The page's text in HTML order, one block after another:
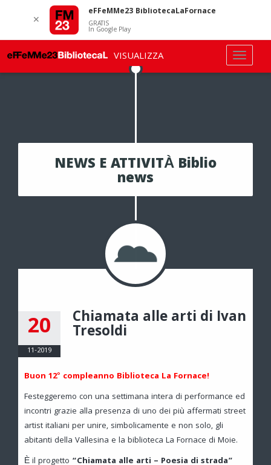
NEWS E ATTIVITÀ Biblio
news
20
11-2019
Chiamata alle arti di Ivan
Tresoldi
Buon 12° compleanno Biblioteca La Fornace!
Festeggeremo con una settimana intera di performance ed
incontri grazie alla presenza di uno dei più affermati street
artist italiani per unire, simbolicamente e non solo, gli
abitanti della Vallesina e la biblioteca La Fornace di Moie.
È il progetto “Chiamata alle arti – Poesia di strada”
✕
eFFeMMe23 BibliotecaLaFornace
GRATIS
In Google Play
VISUALIZZA